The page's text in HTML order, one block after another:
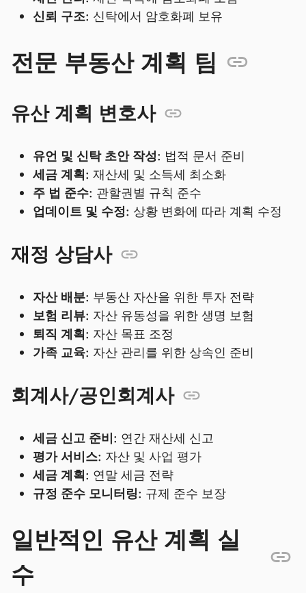
신뢰 구조: 신탁에서 암호화폐 보유
전문 부동산 계획 팀
유산 계획 변호사
유언 및 신탁 초안 작성: 법적 문서 준비
세금 계획: 재산세 및 소득세 최소화
주 법 준수: 관할권별 규칙 준수
업데이트 및 수정: 상황 변화에 따라 계획 수정
재정 상담사
자산 배분: 부동산 자산을 위한 투자 전략
보험 리뷰: 자산 유동성을 위한 생명 보험
퇴직 계획: 자산 목표 조정
가족 교육: 자산 관리를 위한 상속인 준비
회계사/공인회계사
세금 신고 준비: 연간 재산세 신고
평가 서비스: 자산 및 사업 평가
세금 계획: 연말 세금 전략
규정 준수 모니터링: 규제 준수 보장
일반적인 유산 계획 실
수